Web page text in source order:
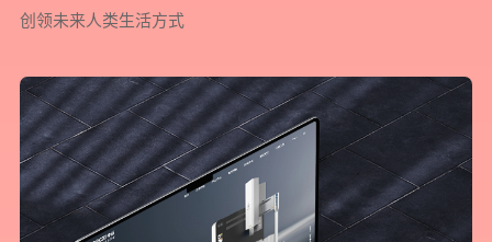
创领未来人类生活方式